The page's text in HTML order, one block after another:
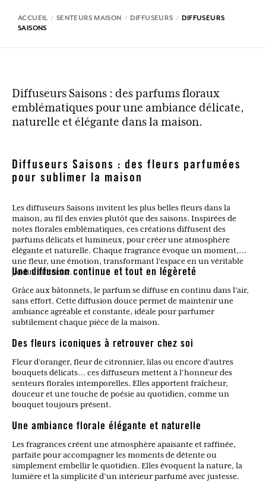
ACCUEIL SENTEURS MAISON DIFFUSEURS
DIFFUSEURS
SAISONS
Diffuseurs Saisons : des parfums floraux
emblématiques pour une ambiance délicate,
naturelle et élégante dans la maison.
Diffuseurs Saisons : des fleurs parfumées
pour sublimer la maison
Les diffuseurs Saisons invitent les plus belles fleurs dans la
maison, au fil des envies plutôt que des saisons. Inspirées de
notes florales emblématiques, ces créations diffusent des
parfums délicats et lumineux, pour créer une atmosphère
élégante et naturelle. Chaque fragrance évoque un moment,
une fleur, une émotion, transformant l’espace en un véritable
jardin intérieur.
Une diffusion continue et tout en légèreté
Grâce aux bâtonnets, le parfum se diffuse en continu dans l’air,
sans effort. Cette diffusion douce permet de maintenir une
ambiance agréable et constante, idéale pour parfumer
subtilement chaque pièce de la maison.
Des fleurs iconiques à retrouver chez soi
Fleur d’oranger, fleur de citronnier, lilas ou encore d'autres
bouquets délicats… ces diffuseurs mettent à l’honneur des
senteurs florales intemporelles. Elles apportent fraîcheur,
douceur et une touche de poésie au quotidien, comme un
bouquet toujours présent.
Une ambiance florale élégante et naturelle
Les fragrances créent une atmosphère apaisante et raffinée,
parfaite pour accompagner les moments de détente ou
simplement embellir le quotidien. Elles évoquent la nature, la
lumière et la simplicité d’un intérieur parfumé avec justesse.